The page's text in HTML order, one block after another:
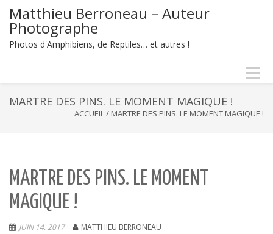
Matthieu Berroneau – Auteur
Photographe
Photos d'Amphibiens, de Reptiles… et autres !
-
MARTRE DES PINS. LE MOMENT MAGIQUE !
ACCUEIL/ MARTRE DES PINS. LE MOMENT MAGIQUE !
MARTRE DES PINS. LE MOMENT
MAGIQUE !
JUIN 14, 2017
MATTHIEU BERRONEAU